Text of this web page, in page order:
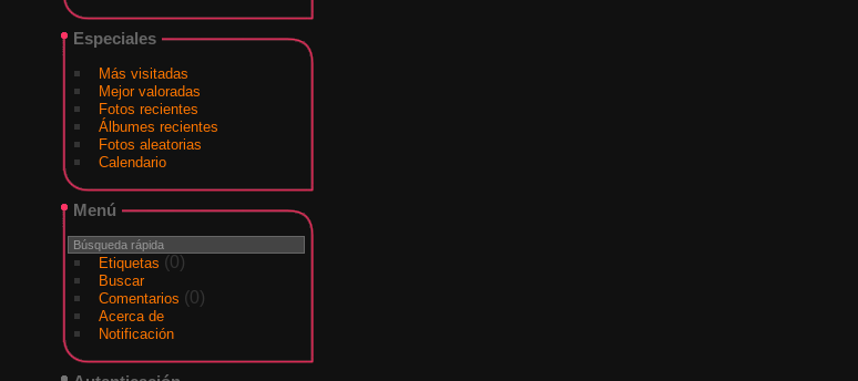
Especiales
Más visitadas
Mejor valoradas
Fotos recientes
Álbumes recientes
Fotos aleatorias
Calendario
Menú
Etiquetas (0)
Buscar
Comentarios (0)
Acerca de
Notificación